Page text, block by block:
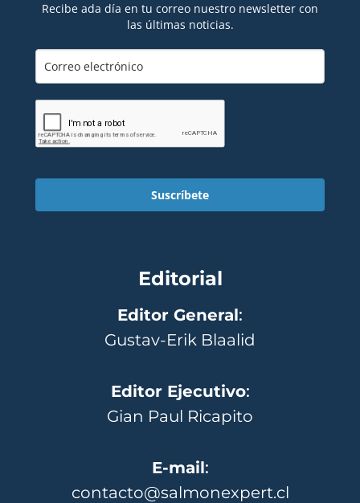
Recibe ada día en tu correo nuestro newsletter con
las últimas noticias.
Suscríbete
Editorial
Editor General:
Gustav-Erik Blaalid
Editor Ejecutivo:
Gian Paul Ricapito
E-mail:
contacto@salmonexpert.cl